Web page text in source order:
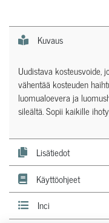
Kuvaus
Uudistava kosteusvoide,
vähentää kosteuden
luomualoevera ja
sileältä. Sopii kaikille
Lisätiedot
Käyttöohjeet
Inci